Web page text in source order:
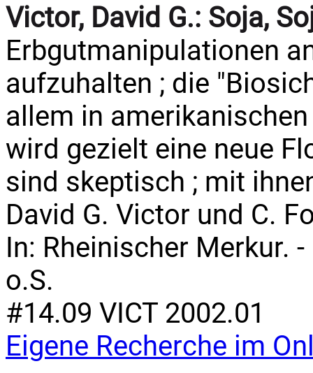
Victor, David G.: Soja,
Erbgutmanipulationen
aufzuhalten ; die
allem in
wird gezielt eine neue
sind skeptisch ; mit
David G. Victor und C.
In: Rheinischer Merkur.
o.S.
#14.09 VICT 2002.01
Eigene Recherche im